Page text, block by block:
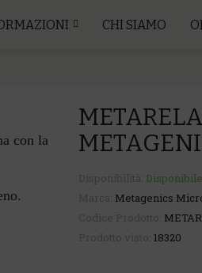
CHI SIAMO
con la
Disponibile
Metagenics
18320